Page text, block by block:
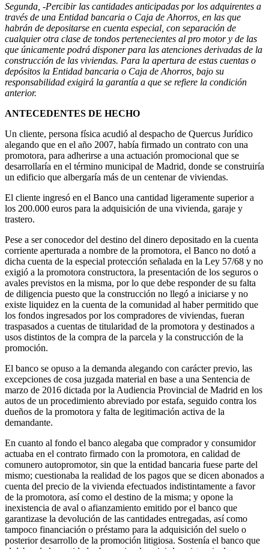
Segunda, -Percibir las cantidades anticipadas por los adquirentes a
través de una Entidad bancaria o Caja de Ahorros, en las que
habrán de depositarse en cuenta especial, con separación de
cualquier otra clase de tondos pertenecientes al pro motor y de las
que únicamente podrá disponer para las atenciones derivadas de la
construcción de las viviendas. Para la apertura de estas cuentas o
depósitos la Entidad bancaria o Caja de Ahorros, bajo su
responsabilidad exigirá la garantía a que se refiere la condición
anterior.
ANTECEDENTES DE HECHO
Un cliente, persona física acudió al despacho de Quercus Jurídico
alegando que en el año 2007, había firmado un contrato con una
promotora, para adherirse a una actuación promocional que se
desarrollaría en el término municipal de Madrid, donde se construiría
un edificio que albergaría más de un centenar de viviendas.
El cliente ingresó en el Banco una cantidad ligeramente superior a
los 200.000 euros para la adquisición de una vivienda, garaje y
trastero.
Pese a ser conocedor del destino del dinero depositado en la cuenta
corriente aperturada a nombre de la promotora, el Banco no dotó a
dicha cuenta de la especial protección señalada en la Ley 57/68 y no
exigió a la promotora constructora, la presentación de los seguros o
avales previstos en la misma, por lo que debe responder de su falta
de diligencia puesto que la construcción no llegó a iniciarse y no
existe liquidez en la cuenta de la comunidad al haber permitido que
los fondos ingresados por los compradores de viviendas, fueran
traspasados a cuentas de titularidad de la promotora y destinados a
usos distintos de la compra de la parcela y la construcción de la
promoción.
El banco se opuso a la demanda alegando con carácter previo, las
excepciones de cosa juzgada material en base a una Sentencia de
marzo de 2016 dictada por la Audiencia Provincial de Madrid en los
autos de un procedimiento abreviado por estafa, seguido contra los
dueños de la promotora y falta de legitimación activa de la
demandante.
En cuanto al fondo el banco alegaba que comprador y consumidor
actuaba en el contrato firmado con la promotora, en calidad de
comunero autopromotor, sin que la entidad bancaria fuese parte del
mismo; cuestionaba la realidad de los pagos que se dicen abonados a
cuenta del precio de la vivienda efectuados indistintamente a favor
de la promotora, así como el destino de la misma; y opone la
inexistencia de aval o afianzamiento emitido por el banco que
garantizase la devolución de las cantidades entregadas, así como
tampoco financiación o préstamo para la adquisición del suelo o
posterior desarrollo de la promoción litigiosa. Sostenía el banco que